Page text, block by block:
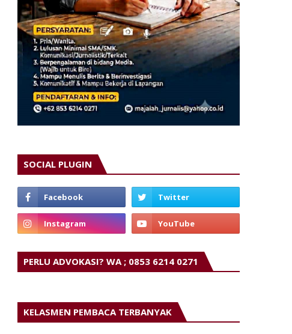
SOCIAL PLUGIN
PERLU ADVOKASI? WA ; 0853 6214 0271
KELASMEN PEMBACA TERBANYAK